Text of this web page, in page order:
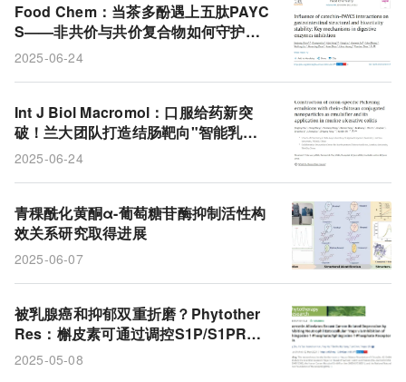
Food Chem：当茶多酚遇上五肽PAYC
S——非共价与共价复合物如何守护肠
道稳定性并调节酶活性
2025-06-24
Int J Biol Macromol：口服给药新突
破！兰大团队打造结肠靶向"智能乳
剂"，让大黄酸精准抗击溃疡性结肠炎
2025-06-24
青稞酰化黄酮α-葡萄糖苷酶抑制活性构
效关系研究取得进展
2025-06-07
被乳腺癌和抑郁双重折磨？Phytother
Res：槲皮素可通过调控S1P/S1PR轴
抑制NETs，带来新希望！
2025-05-08